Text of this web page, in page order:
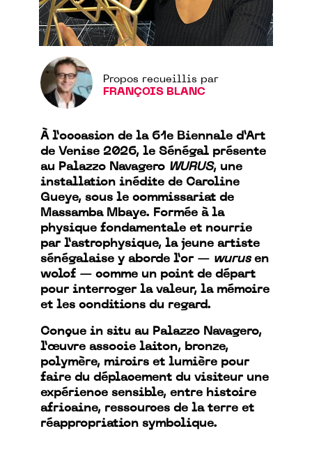
Propos recueillis par
FRANÇOIS BLANC
À l’occasion de la 61e Biennale d’Art
de Venise 2026, le Sénégal présente
au Palazzo Navagero WURUS, une
installation inédite de Caroline
Gueye, sous le commissariat de
Massamba Mbaye. Formée à la
physique fondamentale et nourrie
par l’astrophysique, la jeune artiste
sénégalaise y aborde l’or — wurusen
wolof — comme un point de départ
pour interroger la valeur, la mémoire
et les conditions du regard.
Conçue in situ au Palazzo Navagero,
l’œuvre associe laiton, bronze,
polymère, miroirs et lumière pour
faire du déplacement du visiteur une
expérience sensible, entre histoire
africaine, ressources de la terre et
réappropriation symbolique.